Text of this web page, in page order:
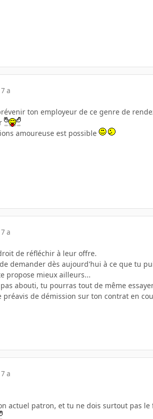
a
ton employeur de ce genre de
amoureuse est possible
a
de réfléchir à leur offre.
demander dès aujourd'hui à ce que tu
propose mieux ailleurs...
abouti, tu pourras tout de même
préavis de démission sur ton contrat en
a
actuel patron, et tu ne dois surtout pas